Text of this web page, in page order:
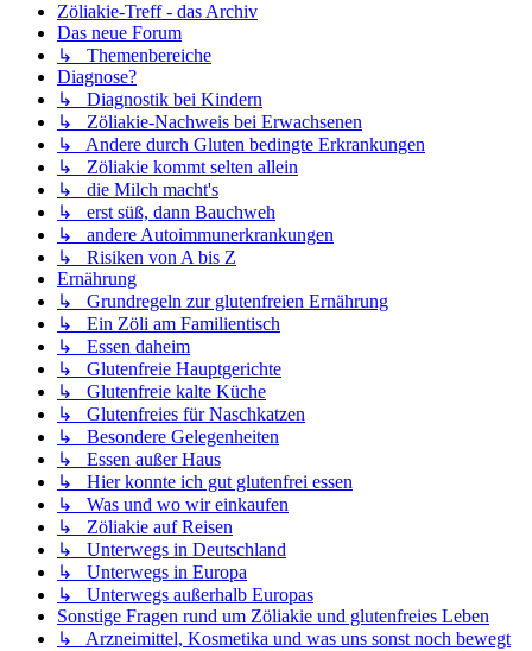
Zöliakie-Treff - das Archiv
Das neue Forum
↳ Themenbereiche
Diagnose?
↳ Diagnostik bei Kindern
↳ Zöliakie-Nachweis bei Erwachsenen
↳ Andere durch Gluten bedingte Erkrankungen
↳ Zöliakie kommt selten allein
↳ die Milch macht's
↳ erst süß, dann Bauchweh
↳ andere Autoimmunerkrankungen
↳ Risiken von A bis Z
Ernährung
↳ Grundregeln zur glutenfreien Ernährung
↳ Ein Zöli am Familientisch
↳ Essen daheim
↳ Glutenfreie Hauptgerichte
↳ Glutenfreie kalte Küche
↳ Glutenfreies für Naschkatzen
↳ Besondere Gelegenheiten
↳ Essen außer Haus
↳ Hier konnte ich gut glutenfrei essen
↳ Was und wo wir einkaufen
↳ Zöliakie auf Reisen
↳ Unterwegs in Deutschland
↳ Unterwegs in Europa
↳ Unterwegs außerhalb Europas
Sonstige Fragen rund um Zöliakie und glutenfreies Leben
↳ Arzneimittel, Kosmetika und was uns sonst noch bewegt